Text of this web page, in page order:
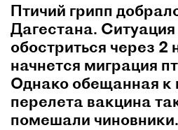
Птичий грипп
Дагестана.
обостриться через 2
начнется миграция
Однако обещанная к
перелета вакцина
помешали чиновники.